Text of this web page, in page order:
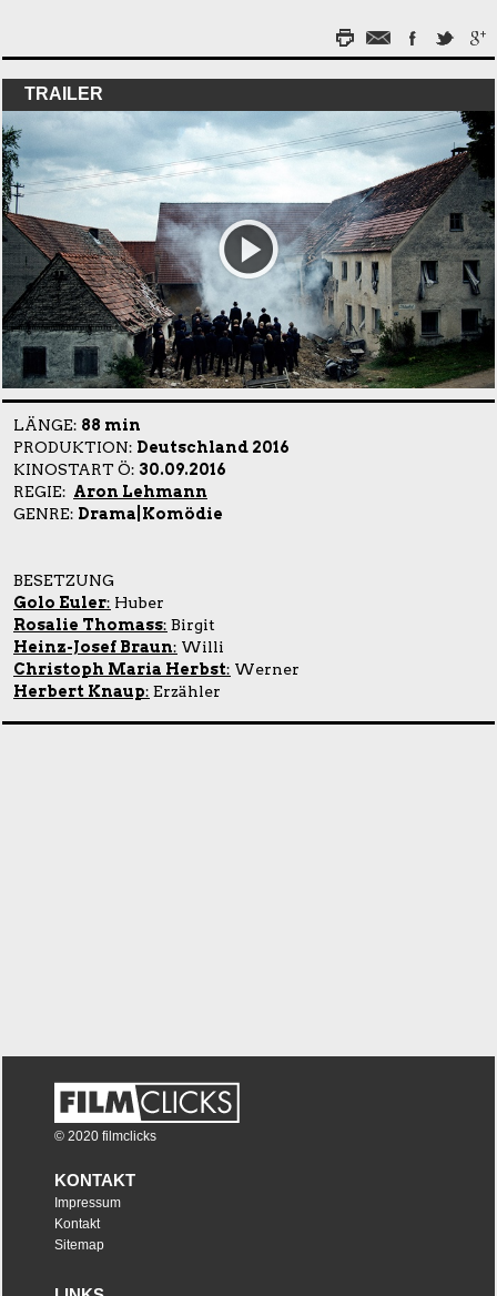
TRAILER
LÄNGE: 88 min
PRODUKTION: Deutschland 2016
KINOSTART Ö: 30.09.2016
REGIE: Aron Lehmann
GENRE: Drama|Komödie
BESETZUNG
Golo Euler: Huber
Rosalie Thomass: Birgit
Heinz-Josef Braun: Willi
Christoph Maria Herbst: Werner
Herbert Knaup: Erzähler
© 2020 filmclicks
KONTAKT
Impressum
Kontakt
Sitemap